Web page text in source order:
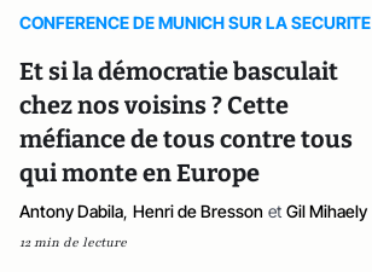
CONFERENCE DE MUNICH SUR LA SECURITE
Et si la démocratie basculait
chez nos voisins ? Cette
méfiance de tous contre tous
qui monte en Europe
Antony Dabila, Henri de Bresson et Gil Mihaely
12 min de lecture